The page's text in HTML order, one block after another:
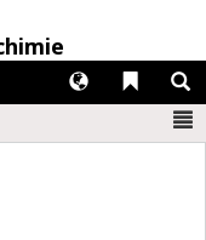
Liens
Langues